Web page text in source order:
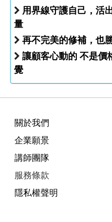
用界線守護自己，活
量
再不完美的修補，也
讓顧客心動的 不是價格，而是被你照顧的感
覺
關於我們
企業願景
講師團隊
服務條款
隱私權聲明